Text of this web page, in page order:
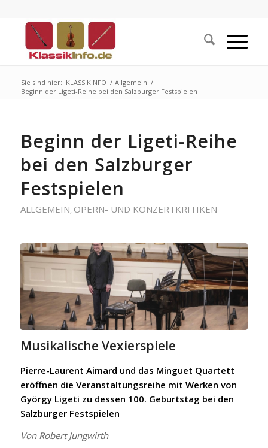
Sie sind hier: KLASSIKINFO / Allgemein /
Beginn der Ligeti-Reihe bei den Salzburger Festspielen
Beginn der Ligeti-Reihe
bei den Salzburger
Festspielen
ALLGEMEIN, OPERN- UND KONZERTKRITIKEN
Musikalische Vexierspiele
Pierre-Laurent Aimard und das Minguet Quartett
eröffnen die Veranstaltungsreihe mit Werken von
György Ligeti zu dessen 100. Geburtstag bei den
Salzburger Festspielen
Von Robert Jungwirth